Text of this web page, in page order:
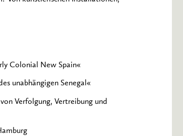
Colonial New Spain«
unabhängigen Senegal«
Verfolgung, Vertreibung und